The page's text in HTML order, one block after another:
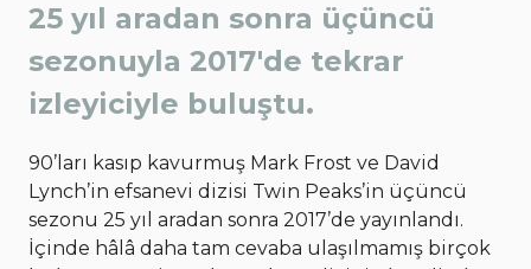
25 yıl aradan sonra üçüncü
sezonuyla 2017'de tekrar
izleyiciyle buluştu.
90’ları kasıp kavurmuş Mark Frost ve David
Lynch’in efsanevi dizisi Twin Peaks’in üçüncü
sezonu 25 yıl aradan sonra 2017’de yayınlandı.
İçinde hâlâ daha tam cevaba ulaşılmamış birçok